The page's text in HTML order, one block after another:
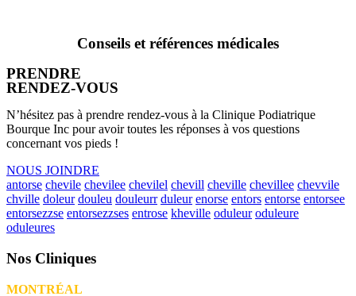
Conseils et références médicales
PRENDRE
RENDEZ-VOUS
N’hésitez pas à prendre rendez-vous à la Clinique Podiatrique
Bourque Inc pour avoir toutes les réponses à vos questions
concernant vos pieds !
NOUS JOINDRE
antorse chevile chevilee chevilel chevill cheville chevillee chevvile
chville doleur douleu douleurr duleur enorse entors entorse entorsee
entorsezzse entorsezzses entrose kheville oduleur oduleure
oduleures
Nos Cliniques
MONTRÉAL